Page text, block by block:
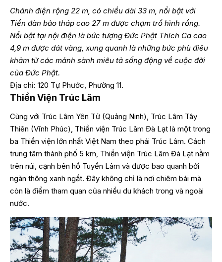
Chánh điện rộng 22 m, có chiều dài 33 m, nổi bật với
Tiền đàn bảo tháp cao 27 m được chạm trổ hình rồng.
Nổi bật tại nội điện là bức tượng Đức Phật Thích Ca cao
4,9 m được dát vàng, xung quanh là những bức phù điêu
khảm từ các mảnh sành miêu tả sống động về cuộc đời
của Đức Phật.
Địa chỉ: 120 Tự Phước, Phường 11.
Thiền Viện Trúc Lâm
Cùng với Trúc Lâm Yên Tử (Quảng Ninh), Trúc Lâm Tây
Thiên (Vĩnh Phúc), Thiền viện Trúc Lâm Đà Lạt là một trong
ba Thiền viện lớn nhất Việt Nam theo phái Trúc Lâm. Cách
trung tâm thành phố 5 km, Thiền viện Trúc Lâm Đà Lạt nằm
trên núi, cạnh bên hồ Tuyền Lâm và được bao quanh bởi
ngàn thông xanh ngắt. Đây không chỉ là nơi chiêm bái mà
còn là điểm tham quan của nhiều du khách trong và ngoài
nước.